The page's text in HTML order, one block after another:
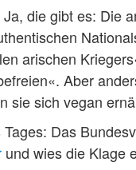
Ja, die gibt es: Die
arischen
Aber
sie sich vegan
Das
und wies die Klage